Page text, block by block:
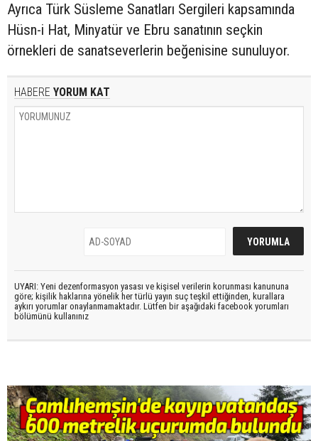
Ayrıca Türk Süsleme Sanatları Sergileri kapsamında
Hüsn-i Hat, Minyatür ve Ebru sanatının seçkin
örnekleri de sanatseverlerin beğenisine sunuluyor.
HABERE YORUM KAT
UYARI: Yeni dezenformasyon yasası ve kişisel verilerin korunması kanununa
göre; kişilik haklarına yönelik her türlü yayın suç teşkil ettiğinden, kurallara
aykırı yorumlar onaylanmamaktadır. Lütfen bir aşağıdaki facebook yorumları
bölümünü kullanınız